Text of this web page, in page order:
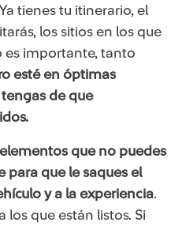
tienes tu itinerario, el
los sitios en los que
es importante, tanto
esté en óptimas
de que
que no puedes
para que le saques el
y a la experiencia.
los que están listos. Si